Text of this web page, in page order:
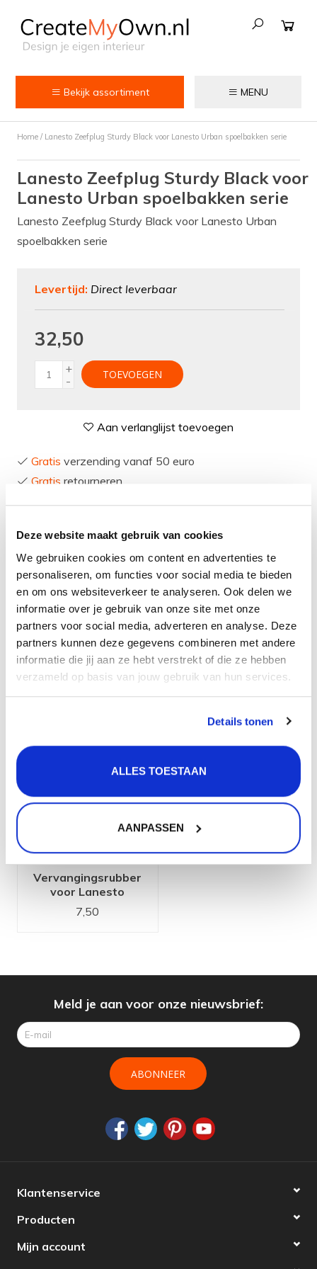
Deze website maakt gebruik van cookies
We gebruiken cookies om content en advertenties te
personaliseren, om functies voor social media te bieden
en om ons websiteverkeer te analyseren. Ook delen we
informatie over je gebruik van onze site met onze
partners voor social media, adverteren en analyse. Deze
partners kunnen deze gegevens combineren met andere
informatie die jij aan ze hebt verstrekt of die ze hebben
verzameld op basis van jouw gebruik van hun services.
Details tonen
ALLES TOESTAAN
AANPASSEN
Bekijk assortiment
Keukenkranen
Spoelbakken
Zeepdispensers
Afvalemmers
Onderdelen
Badkamer
$$$ ACTIES $$$
MENU
Home/ Lanesto Zeefplug Sturdy Black voor Lanesto Urban spoelbakken serie
Lanesto Zeefplug Sturdy Black voor
Lanesto Urban spoelbakken serie
Lanesto Zeefplug Sturdy Black voor Lanesto Urban
spoelbakken serie
Levertijd: Direct leverbaar
32,50
+
-
TOEVOEGEN
Aan verlanglijst toevoegen
Gratis verzending vanaf 50 euro
Gratis retourneren
Productinformatie
Lanesto Zeefplug Sturdy Black voor Lanesto Urban
spoelbakken serie
Gerelateerde producten
Vervangingsrubber
voor Lanesto
Zeefplug voor
Lanesto Urban
7,50
Meld je aan voor onze nieuwsbrief:
ABONNEER
Klantenservice
Producten
Mijn account